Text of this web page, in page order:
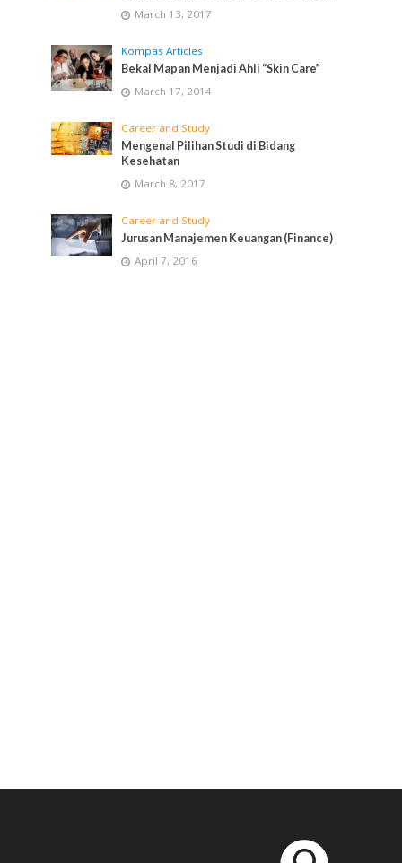
March 13, 2017
Kompas Articles
Bekal Mapan Menjadi Ahli “Skin Care”
March 17, 2014
Career and Study
Mengenal Pilihan Studi di Bidang
Kesehatan
March 8, 2017
Career and Study
Jurusan Manajemen Keuangan (Finance)
April 7, 2016